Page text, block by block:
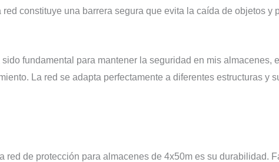
constituye una barrera segura que evita la caída de objetos y
fundamental para mantener la seguridad en mis almacenes,
La red se adapta perfectamente a diferentes estructuras y
red de protección para almacenes de 4x50m es su durabilidad.